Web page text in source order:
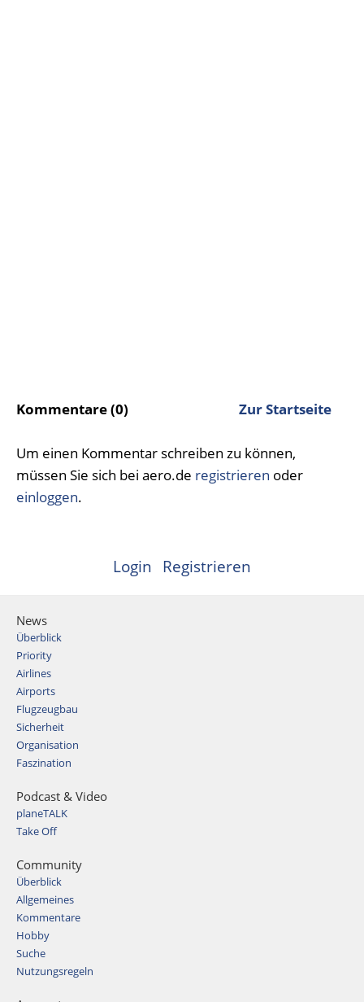
Kommentare (0) Zur Startseite
Um einen Kommentar schreiben zu können,
müssen Sie sich bei aero.de registrieren oder
einloggen.
Login Registrieren
News
Überblick
Priority
Airlines
Airports
Flugzeugbau
Sicherheit
Organisation
Faszination
Podcast & Video
planeTALK
Take Off
Community
Überblick
Allgemeines
Kommentare
Hobby
Suche
Nutzungsregeln